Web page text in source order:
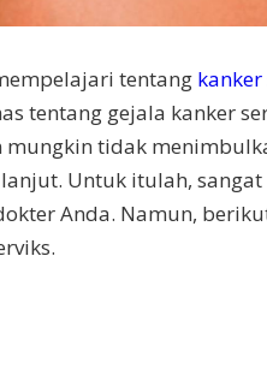
tentang kanker
tentang gejala kanker
mungkin tidak
Untuk itulah,
Anda. Namun,